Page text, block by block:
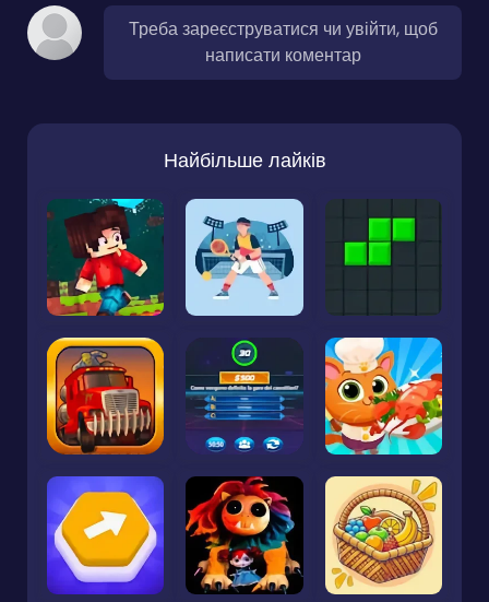
Треба зареєструватися чи увійти, щоб
написати коментар
Найбільше лайків